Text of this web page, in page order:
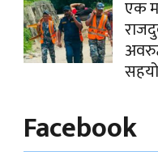
एक
Facebook